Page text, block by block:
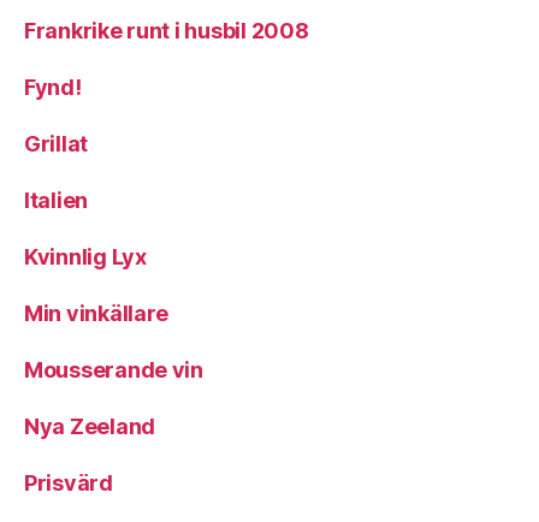
Frankrike runt i husbil 2008
Fynd!
Grillat
Italien
Kvinnlig Lyx
Min vinkällare
Mousserande vin
Nya Zeeland
Prisvärd